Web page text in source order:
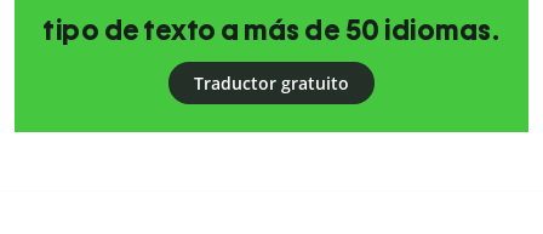
tipo de texto a más de 50 idiomas.
Traductor gratuito